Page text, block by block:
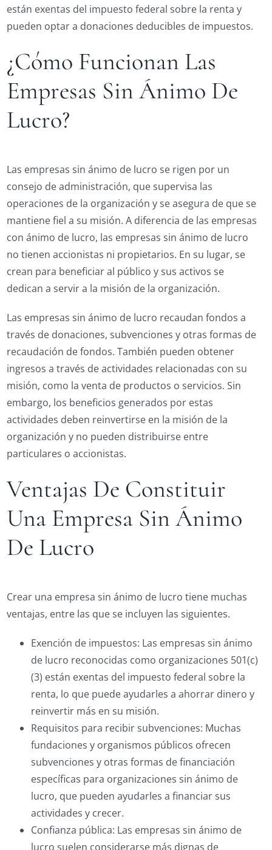
están exentas del impuesto federal sobre la renta y
pueden optar a donaciones deducibles de impuestos.
¿Cómo Funcionan Las
Empresas Sin Ánimo De
Lucro?
Las empresas sin ánimo de lucro se rigen por un
consejo de administración, que supervisa las
operaciones de la organización y se asegura de que se
mantiene fiel a su misión. A diferencia de las empresas
con ánimo de lucro, las empresas sin ánimo de lucro
no tienen accionistas ni propietarios. En su lugar, se
crean para beneficiar al público y sus activos se
dedican a servir a la misión de la organización.
Las empresas sin ánimo de lucro recaudan fondos a
través de donaciones, subvenciones y otras formas de
recaudación de fondos. También pueden obtener
ingresos a través de actividades relacionadas con su
misión, como la venta de productos o servicios. Sin
embargo, los beneficios generados por estas
actividades deben reinvertirse en la misión de la
organización y no pueden distribuirse entre
particulares o accionistas.
Ventajas De Constituir
Una Empresa Sin Ánimo
De Lucro
Crear una empresa sin ánimo de lucro tiene muchas
ventajas, entre las que se incluyen las siguientes.
Exención de impuestos: Las empresas sin ánimo
de lucro reconocidas como organizaciones 501(c)
(3) están exentas del impuesto federal sobre la
renta, lo que puede ayudarles a ahorrar dinero y
reinvertir más en su misión.
Requisitos para recibir subvenciones: Muchas
fundaciones y organismos públicos ofrecen
subvenciones y otras formas de financiación
específicas para organizaciones sin ánimo de
lucro, que pueden ayudarles a financiar sus
actividades y crecer.
Confianza pública: Las empresas sin ánimo de
lucro suelen considerarse más dignas de